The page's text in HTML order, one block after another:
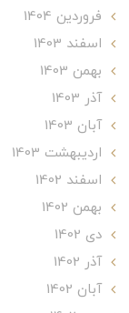
فروردین 1404
اسفند 1403
بهمن 1403
آذر 1403
آبان 1403
ارديبهشت 1403
اسفند 1402
بهمن 1402
دی 1402
آذر 1402
آبان 1402